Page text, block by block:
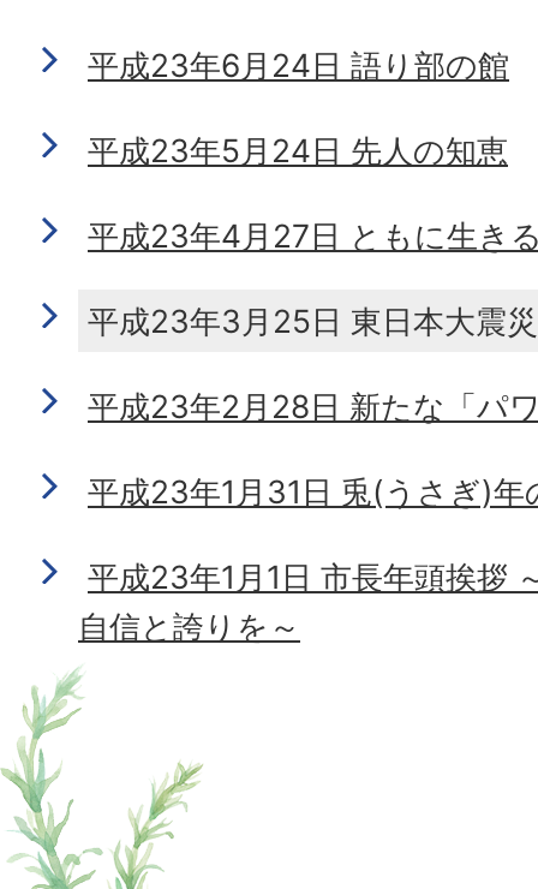
平成23年6月24日 語り部の館
平成23年5月24日 先人の知恵
平成23年4月27日 ともに生き
平成23年3月25日 東日本大震災
平成23年2月28日 新たな「パ
平成23年1月31日 兎(うさぎ)年
平成23年1月1日 市長年頭挨拶
自信と誇りを～